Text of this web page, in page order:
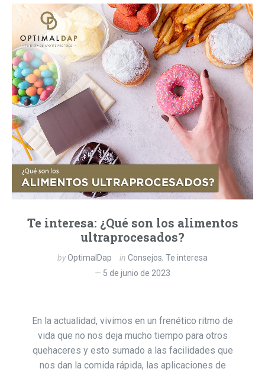
Te interesa: ¿Qué son los alimentos
ultraprocesados?
byOptimalDap in Consejos, Te interesa
5 de junio de 2023
En la actualidad, vivimos en un frenético ritmo de
vida que no nos deja mucho tiempo para otros
quehaceres y esto sumado a las facilidades que
nos dan la comida rápida, las aplicaciones de